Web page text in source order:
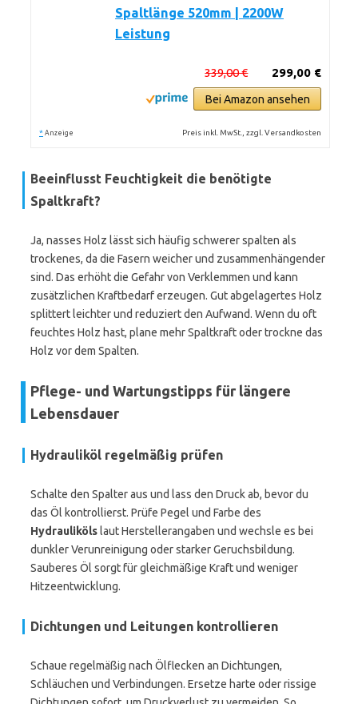
Spaltlänge 520mm | 2200W
Leistung
299,00 €
339,00 €
Bei Amazon ansehen
* Anzeige Preis inkl. MwSt., zzgl. Versandkosten
Beeinflusst Feuchtigkeit die benötigte
Spaltkraft?
Ja, nasses Holz lässt sich häufig schwerer spalten als
trockenes, da die Fasern weicher und zusammenhängender
sind. Das erhöht die Gefahr von Verklemmen und kann
zusätzlichen Kraftbedarf erzeugen. Gut abgelagertes Holz
splittert leichter und reduziert den Aufwand. Wenn du oft
feuchtes Holz hast, plane mehr Spaltkraft oder trockne das
Holz vor dem Spalten.
Pflege- und Wartungstipps für längere
Lebensdauer
Hydrauliköl regelmäßig prüfen
Schalte den Spalter aus und lass den Druck ab, bevor du
das Öl kontrollierst. Prüfe Pegel und Farbe des
Hydrauliköls laut Herstellerangaben und wechsle es bei
dunkler Verunreinigung oder starker Geruchsbildung.
Sauberes Öl sorgt für gleichmäßige Kraft und weniger
Hitzeentwicklung.
Dichtungen und Leitungen kontrollieren
Schaue regelmäßig nach Ölflecken an Dichtungen,
Schläuchen und Verbindungen. Ersetze harte oder rissige